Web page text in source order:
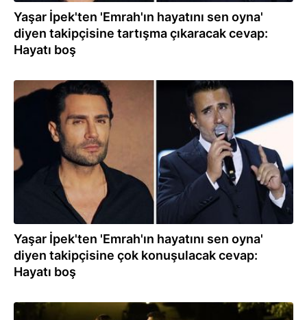
Yaşar İpek'ten 'Emrah'ın hayatını sen oyna'
diyen takipçisine tartışma çıkaracak cevap:
Hayatı boş
13.08.2023
Yaşar İpek'ten 'Emrah'ın hayatını sen oyna'
diyen takipçisine çok konuşulacak cevap:
Hayatı boş